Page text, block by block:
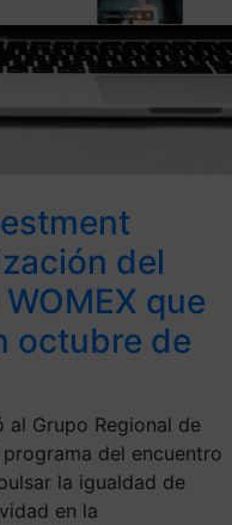
del
que
octubre de
al Grupo Regional de
del encuentro
la igualdad de
en la